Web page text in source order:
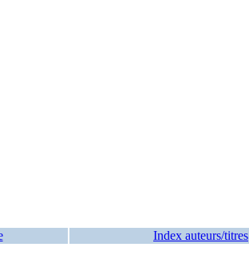
Index auteurs/titres